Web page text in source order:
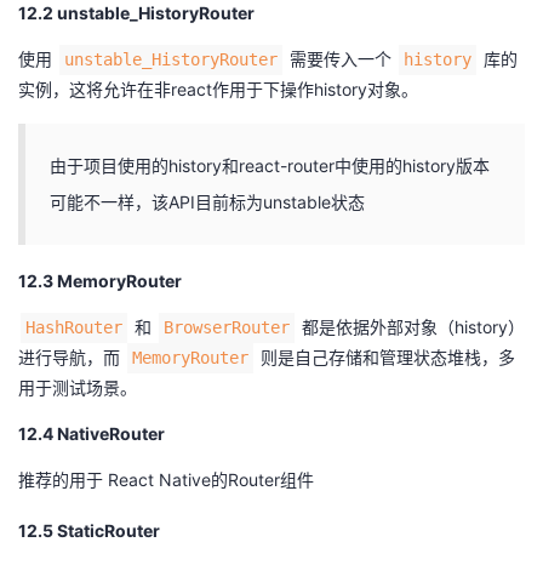
12.2 unstable_HistoryRouter
使用 unstable_HistoryRouter 需要传入一个 history
库的
实例，这将允许在非react作用于下操作history对象。
由于项目使用的history和react-router中使用的history版本
可能不一样，该API目前标为unstable状态
12.3 MemoryRouter
HashRouter 和 BrowserRouter
都是依据外部对象（history）
进行导航，而
MemoryRouter
则是自己存储和管理状态堆栈，多
用于测试场景。
12.4 NativeRouter
推荐的用于 React Native的Router组件
12.5 StaticRouter